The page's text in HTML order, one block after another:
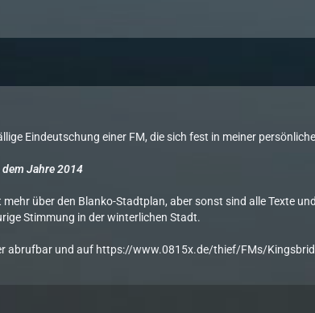
Eindeutschung einer FM, die sich fest in meiner
Jahre 2014
über den Blanko-Stadtplan, aber sonst sind alle Texte
Stimmung in der winterlichen Stadt.
abrufbar und auf https://www.0815x.de/thief/FMs/